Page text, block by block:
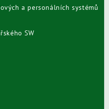
a personálních systémů
SW